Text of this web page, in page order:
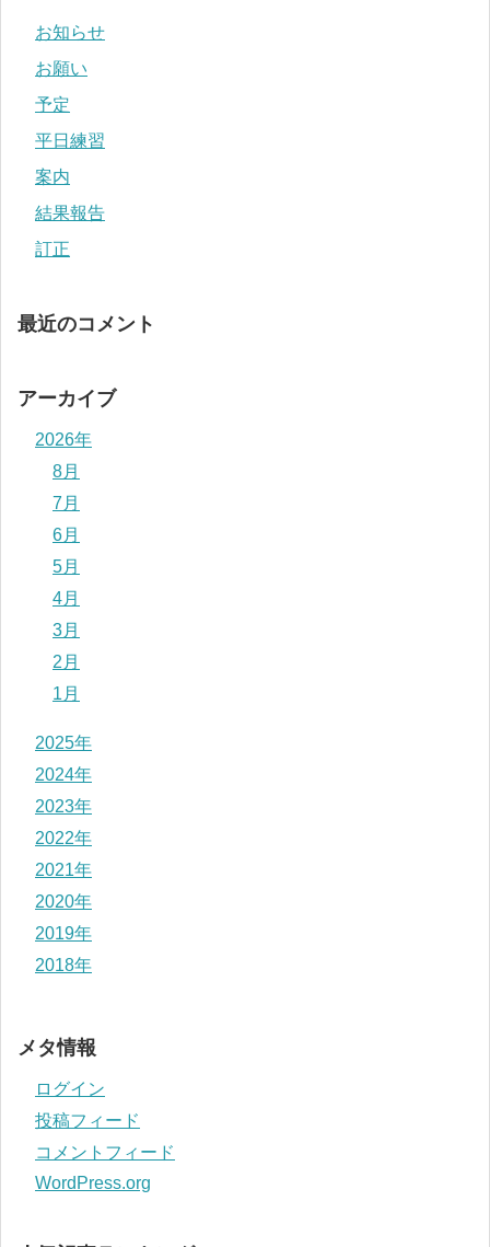
お知らせ
お願い
予定
平日練習
案内
結果報告
訂正
最近のコメント
アーカイブ
2026年
8月
7月
6月
5月
4月
3月
2月
1月
2025年
2024年
2023年
2022年
2021年
2020年
2019年
2018年
メタ情報
ログイン
投稿フィード
コメントフィード
WordPress.org